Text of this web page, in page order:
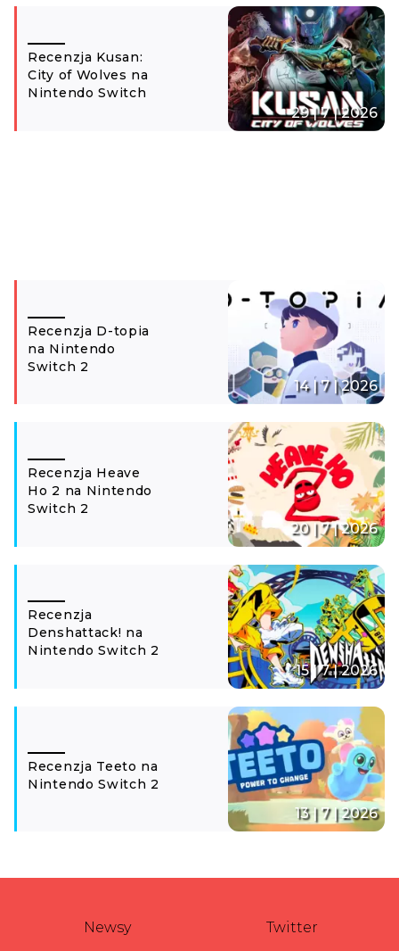
Recenzja Kusan:
City of Wolves na
Nintendo Switch
29 | 7 | 2026
Recenzja D-topia
na Nintendo
Switch 2
14 | 7 | 2026
Recenzja Heave
Ho 2 na Nintendo
Switch 2
20 | 7 | 2026
Recenzja
Denshattack! na
Nintendo Switch 2
15 | 7 | 2026
Recenzja Teeto na
Nintendo Switch 2
13 | 7 | 2026
Newsy Twitter